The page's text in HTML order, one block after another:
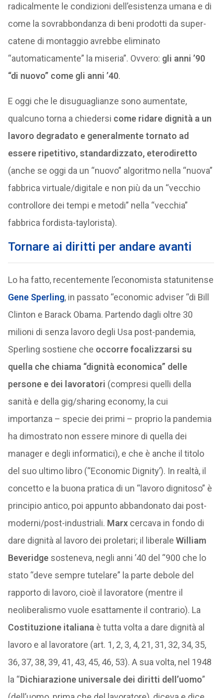
radicalmente le condizioni dell’esistenza umana e di
come la sovrabbondanza di beni prodotti da super-
catene di montaggio avrebbe eliminato
“automaticamente” la miseria”. Ovvero: gli anni ’90
“di nuovo” come gli anni ’40.
E oggi che le disuguaglianze sono aumentate,
qualcuno torna a chiedersi come ridare dignità a un
lavoro degradato e generalmente tornato ad
essere ripetitivo, standardizzato, eterodiretto
(anche se oggi da un “nuovo” algoritmo nella “nuova”
fabbrica virtuale/digitale e non più da un “vecchio
controllore dei tempi e metodi” nella “vecchia”
fabbrica fordista-taylorista).
Tornare ai diritti per andare avanti
Lo ha fatto, recentemente l’economista statunitense
Gene Sperling, in passato “economic adviser “di Bill
Clinton e Barack Obama. Partendo dagli oltre 30
milioni di senza lavoro degli Usa post-pandemia,
Sperling sostiene che occorre focalizzarsi su
quella che chiama “dignità economica” delle
persone e dei lavoratori (compresi quelli della
sanità e della gig/sharing economy, la cui
importanza – specie dei primi – proprio la pandemia
ha dimostrato non essere minore di quella dei
manager e degli informatici), e che è anche il titolo
del suo ultimo libro (“Economic Dignity’). In realtà, il
concetto e la buona pratica di un “lavoro dignitoso” è
principio antico, poi appunto abbandonato dai post-
moderni/post-industriali. Marxcercava in fondo di
dare dignità al lavoro dei proletari; il liberale William
Beveridgesosteneva, negli anni ’40 del “900 che lo
stato “deve sempre tutelare” la parte debole del
rapporto di lavoro, cioè il lavoratore (mentre il
neoliberalismo vuole esattamente il contrario). La
Costituzione italiana è tutta volta a dare dignità al
lavoro e al lavoratore (art. 1, 2, 3, 4, 21, 31, 32, 34, 35,
36, 37, 38, 39, 41, 43, 45, 46, 53). A sua volta, nel 1948
la “Dichiarazione universale dei diritti dell’uomo”